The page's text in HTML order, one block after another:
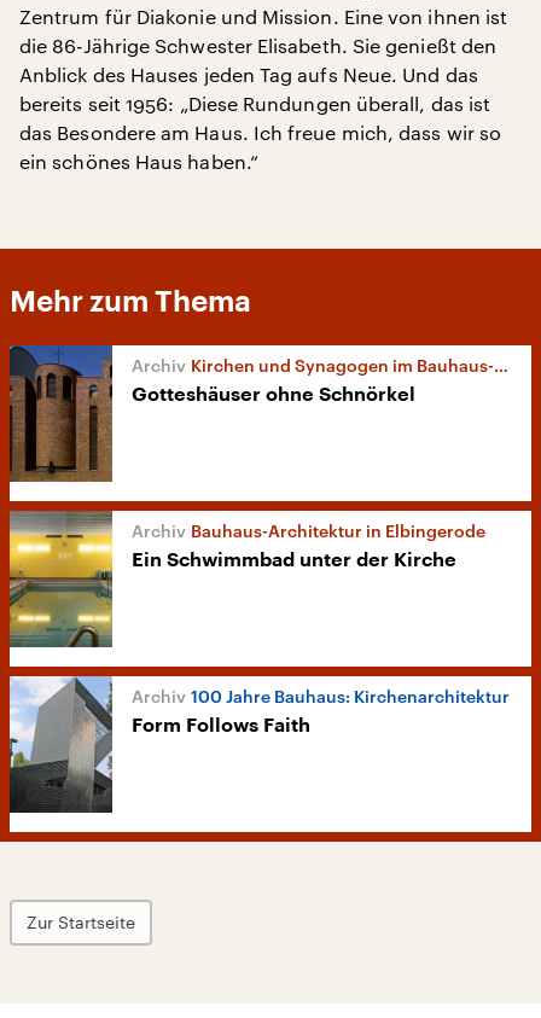
Zentrum für Diakonie und Mission. Eine von ihnen ist
die 86-Jährige Schwester Elisabeth. Sie genießt den
Anblick des Hauses jeden Tag aufs Neue. Und das
bereits seit 1956: „Diese Rundungen überall, das ist
das Besondere am Haus. Ich freue mich, dass wir so
ein schönes Haus haben.“
Mehr zum Thema
Kirchen und Synagogen im Bauhaus-Stil
Gotteshäuser ohne Schnörkel
Bauhaus-Architektur in Elbingerode
Ein Schwimmbad unter der Kirche
100 Jahre Bauhaus: Kirchenarchitektur
Form Follows Faith
Zur Startseite